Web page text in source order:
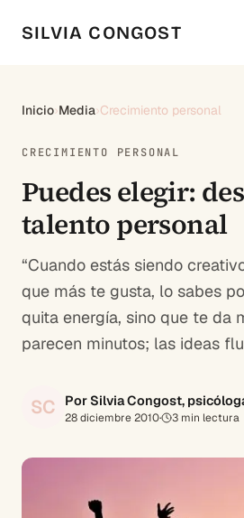
SILVIA CONGOST
Inicio›Media›Crecimiento personal
CRECIMIENTO PERSONAL
Puedes elegir:
talento personal
“Cuando estás siendo
que más te gusta, lo sabes
quita energía, sino que te da
parecen minutos; las ideas
SC Por Silvia Congost,
28 diciembre 2010· 3 min lectura